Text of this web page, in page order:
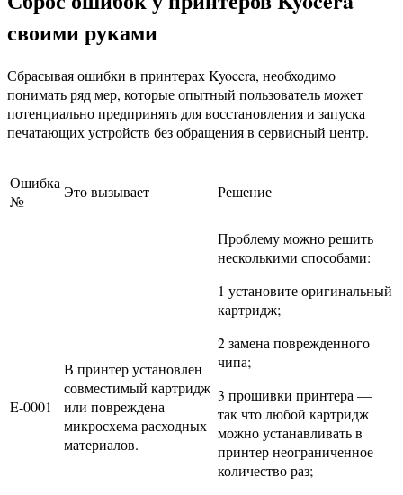
своими руками
Сбрасывая ошибки в принтерах Kyocera, необходимо
понимать ряд мер, которые опытный пользователь может
потенциально предпринять для восстановления и запуска
печатающих устройств без обращения в сервисный центр.
Ошибка
№
Это вызывает Решение
E-0001
В принтер установлен
совместимый картридж
или повреждена
микросхема расходных
материалов.
Проблему можно решить
несколькими способами:
1 установите оригинальный
картридж;
2 замена поврежденного
чипа;
3 прошивки принтера —
так что любой картридж
можно устанавливать в
принтер неограниченное
количество раз;